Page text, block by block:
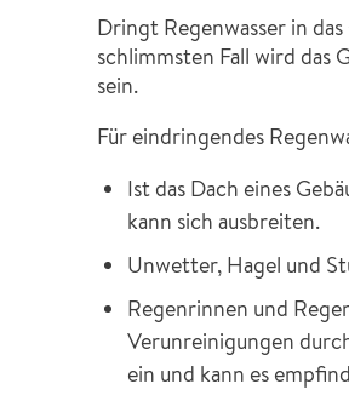
Dringt Regenwasser in
schlimmsten Fall wird das
sein.
Für eindringendes
Ist das Dach eines
kann sich ausbreiten.
Unwetter, Hagel und
Regenrinnen und
Verunreinigungen
ein und kann es